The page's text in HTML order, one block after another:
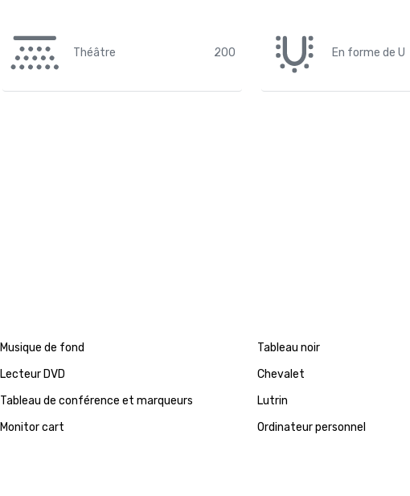
Théâtre 200 En forme de U
Musique de fond
Tableau noir
Lecteur DVD
Chevalet
Tableau de conférence et marqueurs
Lutrin
Monitor cart
Ordinateur personnel